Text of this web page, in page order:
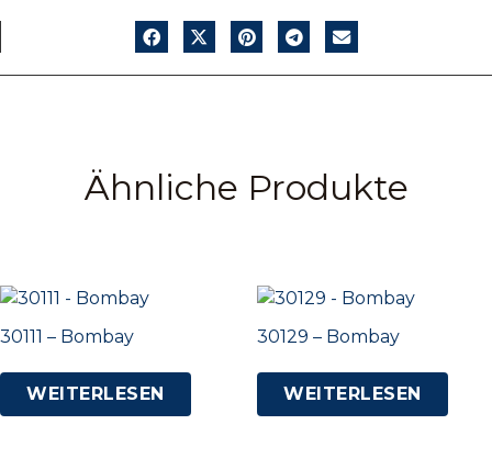
Ähnliche Produkte
30111 – Bombay
WEITERLESEN
30129 – Bombay
WEITERLESEN